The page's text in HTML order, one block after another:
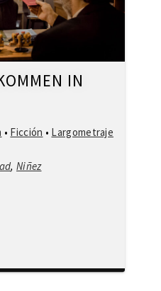
IN
• Ficción • Largometraje
,Niñez